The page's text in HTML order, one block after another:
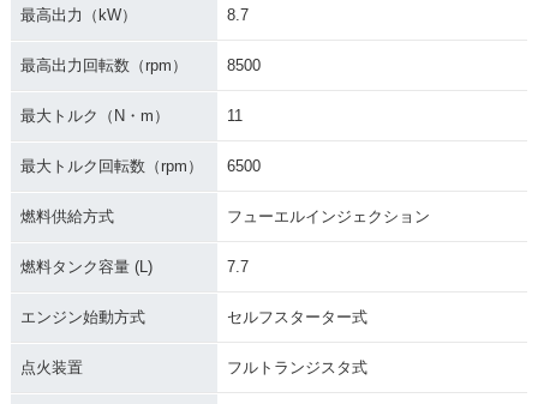
最高出力（kW） 8.7
最高出力回転数（rpm） 8500
最大トルク（N・m） 11
最大トルク回転数（rpm） 6500
燃料供給方式 フューエルインジェクション
燃料タンク容量 (L) 7.7
エンジン始動方式 セルフスターター式
点火装置 フルトランジスタ式